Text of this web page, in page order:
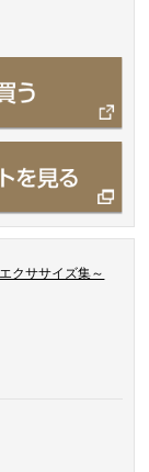
クササイズ集～